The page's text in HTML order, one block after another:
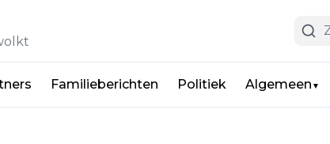
Familieberichten Politiek Algemeen ▼